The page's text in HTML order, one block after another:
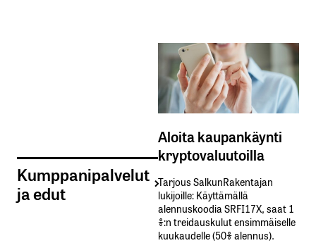
Kumppanipalvelut
ja edut
Aloita kaupankäynti
kryptovaluutoilla
Tarjous SalkunRakentajan
lukijoille: Käyttämällä​ ​
alennuskoodia​ ​SRFI17X,​ ​saat​ ​1
%:n treidauskulut​ ​ensimmäiselle​ ​
kuukaudelle​ ​(50%​ ​alennus).